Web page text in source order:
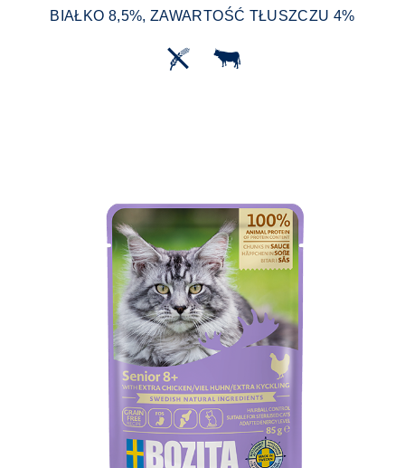
BIAŁKO 8,5%, ZAWARTOŚĆ TŁUSZCZU 4%